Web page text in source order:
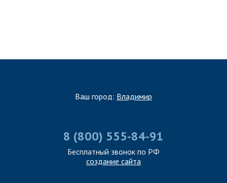
Ваш город: Владимир
8 (800) 555-84-91
Бесплатный звонок по РФ
создание сайта